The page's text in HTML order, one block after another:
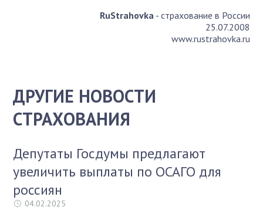
RuStrahovka- страхование в России
25.07.2008
www.rustrahovka.ru
ДРУГИЕ НОВОСТИ
СТРАХОВАНИЯ
Депутаты Госдумы предлагают
увеличить выплаты по ОСАГО для
россиян
04.02.2025